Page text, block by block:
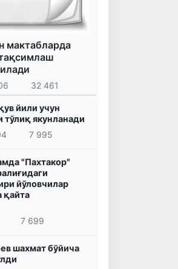
мактабларда
32 461
йили учун
якунланади
7 995
"Пахтакор"
йўловчилар
қайта
7 699
шахмат бўйича